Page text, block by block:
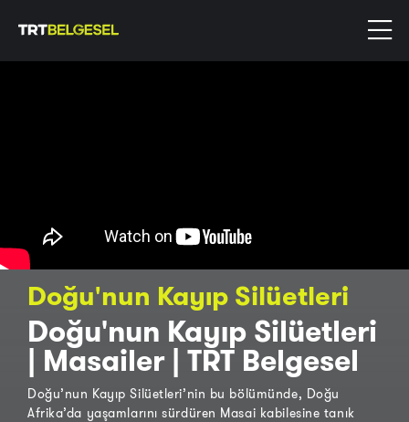
Doğu'nun Kayıp Silüetleri
Doğu'nun Kayıp Silüetleri
| Masailer | TRT Belgesel
Doğu’nun Kayıp Silüetleri’nin bu bölümünde, Doğu
Afrika’da yaşamlarını sürdüren Masai kabilesine tanık